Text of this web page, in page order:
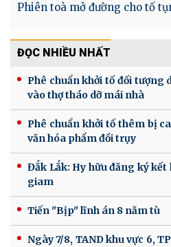
Phiên toà mở đường cho tố
ĐỌC NHIỀU NHẤT
Phê chuẩn khởi tố đối
vào thợ tháo dỡ mái nhà
Phê chuẩn khởi tố thêm bị
văn hóa phẩm đồi trụy
Đắk Lắk: Hy hữu đăng ký
giam
Tiến "Bịp" lĩnh án 8 năm tù
Ngày 7/8, TAND khu vực 6,